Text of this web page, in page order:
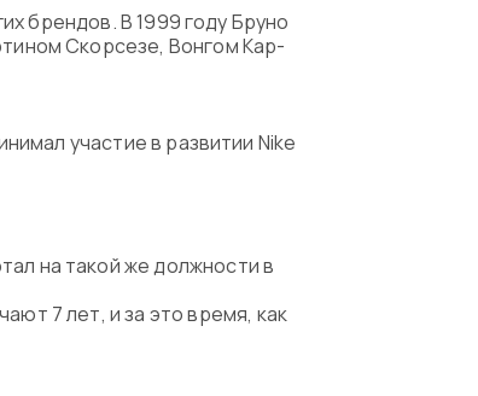
брендов. В 1999 году Бруно
Скорсезе, Вонгом Кар-
участие в развитии Nike
на такой же должности в
7 лет, и за это время, как